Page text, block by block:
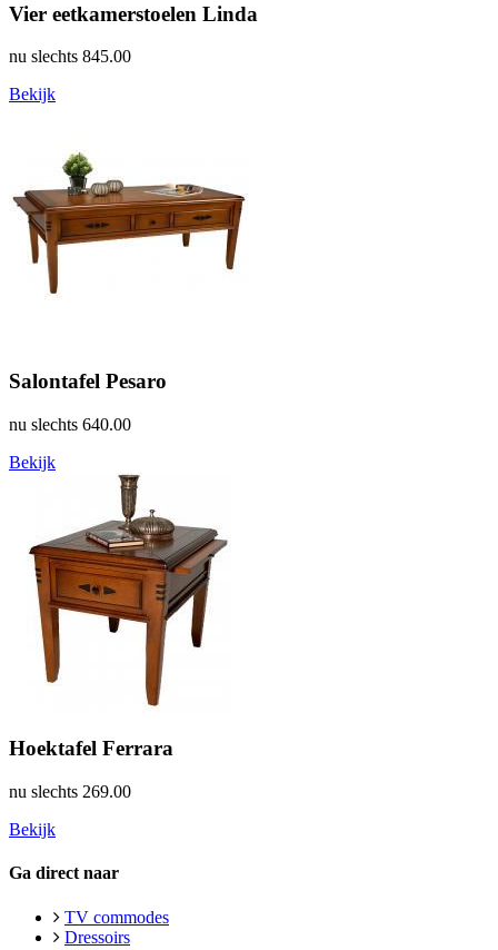
Vier eetkamerstoelen Linda
nu slechts 845.00
Bekijk
Salontafel Pesaro
nu slechts 640.00
Bekijk
Hoektafel Ferrara
nu slechts 269.00
Bekijk
Ga direct naar
TV commodes
Dressoirs